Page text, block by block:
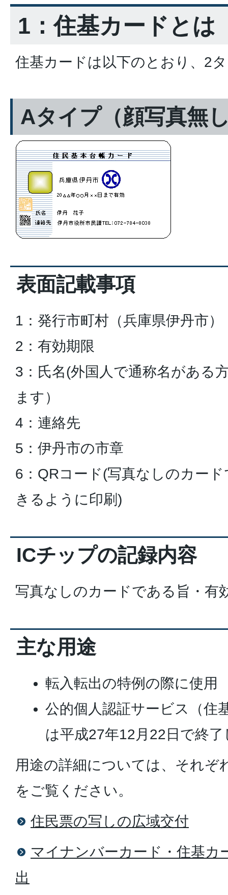
1：住基カードとは
住基カードは以下のとおり、2
Aタイプ（顔写真無
表面記載事項
1：発行市町村（兵庫県伊丹市）
2：有効期限
3：氏名(外国人で通称名がある
ます）
4：連絡先
5：伊丹市の市章
6：QRコード(写真なしのカー
きるように印刷)
ICチップの記録内容
写真なしのカードである旨・有
主な用途
転入転出の特例の際に使用
公的個人認証サービス（住
は平成27年12月22日で終
用途の詳細については、それぞ
をご覧ください。
住民票の写しの広域交付
マイナンバーカード・住基カ
出